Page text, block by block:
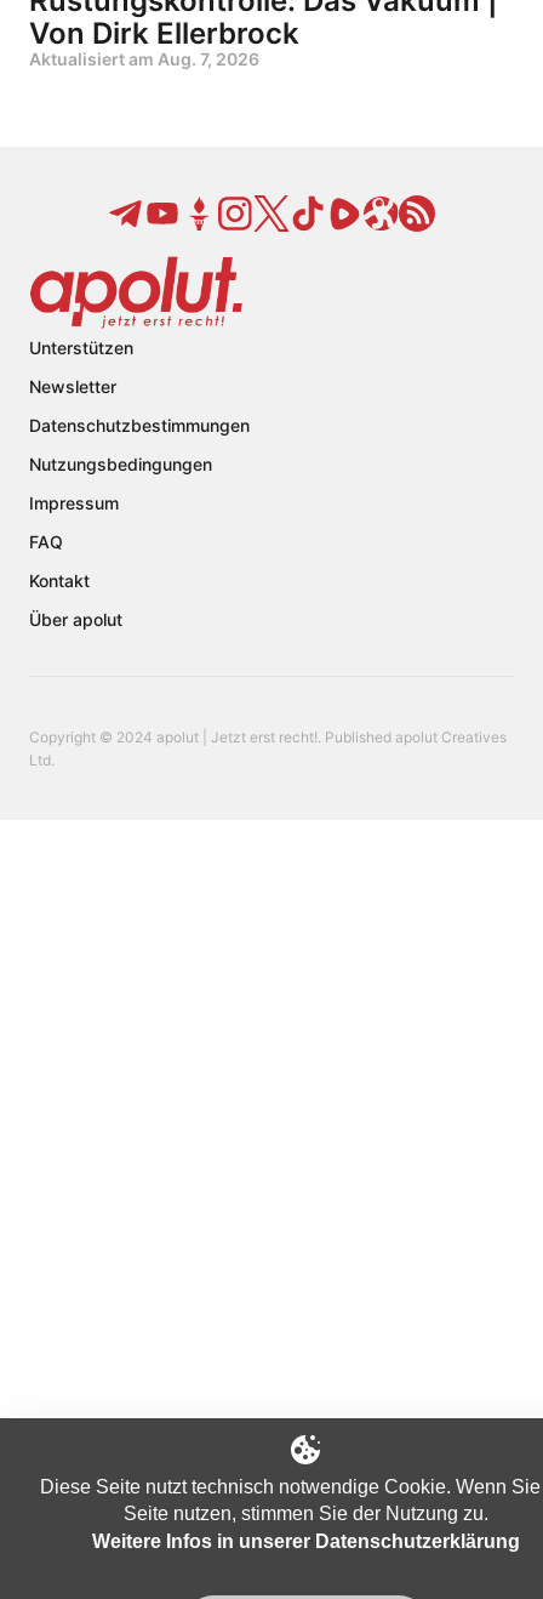
Von Dirk Ellerbrock
Aktualisiert am Aug. 7, 2026
Unterstützen
Newsletter
Datenschutzbestimmungen
Nutzungsbedingungen
Impressum
FAQ
Kontakt
Über apolut
Copyright © 2024 apolut | Jetzt erst recht!. Published apolut Creatives
Ltd.
Diese Seite nutzt technisch notwendige Cookie. Wenn
Seite nutzen, stimmen Sie der Nutzung zu.
Weitere Infos in unserer Datenschutzerklärung